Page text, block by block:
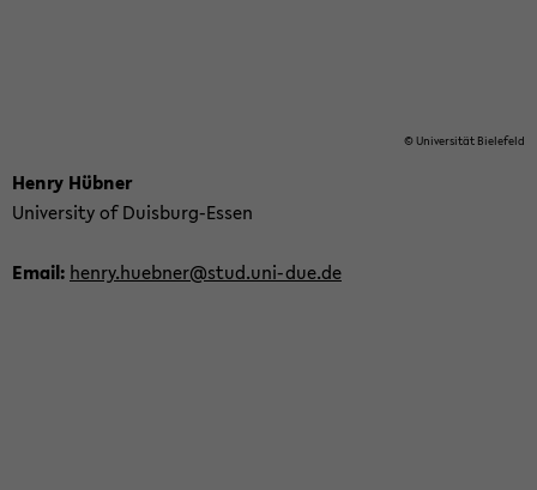
© Uni­ver­sität Biele­feld
Henry Hübner
Uni­ver­sity of Duisburg-​Essen
Email: henry.hueb­ner@stud.uni-​due.de